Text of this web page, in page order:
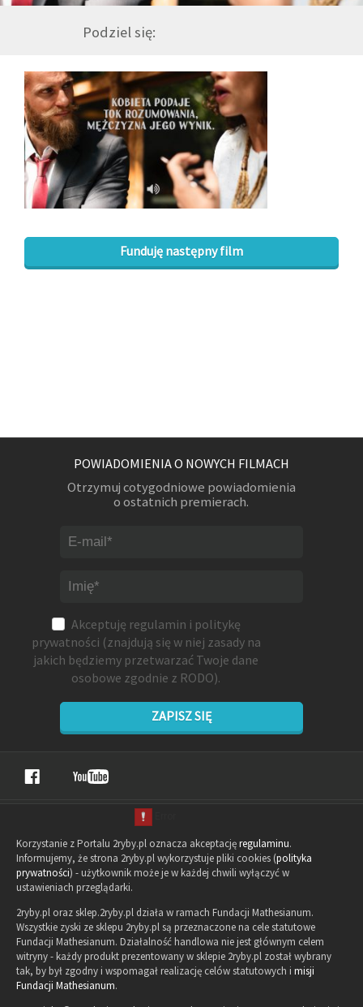
DRUŻYNA
PARTNERZY
NEWSLETTER
DLA MEDIÓW
KONTAKT
Podziel się:
Funduję następny film
POWIADOMIENIA O NOWYCH FILMACH
Otrzymuj cotygodniowe powiadomienia
o ostatnich premierach.
Akceptuję regulamin i politykę
prywatności (znajdują się w niej zasady na
jakich będziemy przetwarzać Twoje dane
osobowe zgodnie z RODO).
ZAPISZ SIĘ
Korzystanie z Portalu 2ryby.pl oznacza akceptacjęregulaminu.
Informujemy, że strona 2ryby.pl wykorzystuje pliki cookies (polityka
prywatności) - użytkownik może je w każdej chwili wyłączyć w
ustawieniach przeglądarki.
2ryby.pl oraz sklep.2ryby.pl działa w ramach Fundacji Mathesianum.
Wszystkie zyski ze sklepu 2ryby.pl są przeznaczone na cele statutowe
Fundacji Mathesianum. Działalność handlowa nie jest głównym celem
witryny - każdy produkt prezentowany w sklepie 2ryby.pl został wybrany
tak, by był zgodny i wspomagał realizację celów statutowych i misji
Fundacji Mathesianum.